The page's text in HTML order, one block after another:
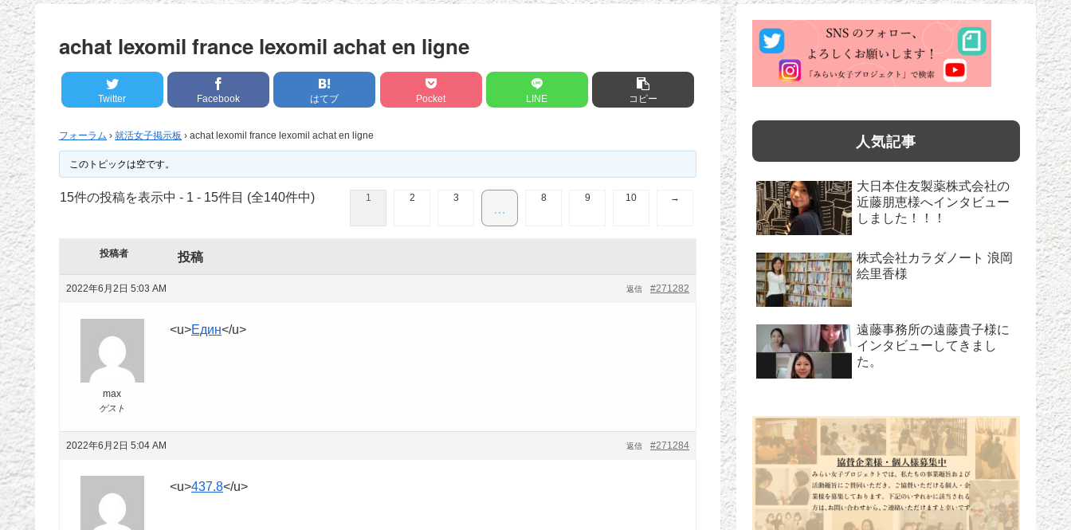
ク)
achat lexomil france lexomil achat en ligne
Twitter Facebook はてブ Pocket LINE コピー
フォーラム › 就活女子掲示板 › achat lexomil france lexomil achat en ligne
このトピックは空です。
15件の投稿を表示中 - 1 - 15件目 (全140件中) 1 2 3
…
8 9 10 →
投稿者 投稿
2022年6月2日 5:03 AM #271282
返信
max
ゲスト
<u>Един</u>
2022年6月2日 5:04 AM #271284
返信
<u>437.8</u>
人気記事
大日本住友製薬株式会社の
近藤朋恵様へインタビュー
しました！！！
株式会社カラダノート 浪岡
絵里香様
遠藤事務所の遠藤貴子様に
インタビューしてきまし
た。